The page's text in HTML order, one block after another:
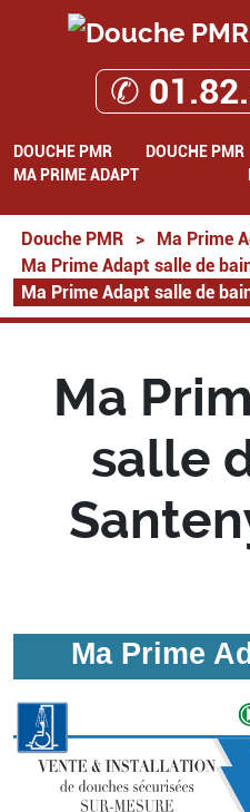
✆
DOUCHE PMR DOUCHE PMR
MA PRIME ADAPT
Douche PMR > Ma Prime
Ma Prime Adapt salle de
Ma Prime Adapt salle de
Ma
salle
Ma Prime